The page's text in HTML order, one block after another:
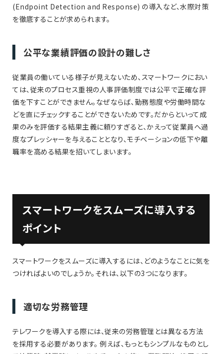
(Endpoint Detection and Response) の導入など、水際対策
を徹底することが求められます。
公平な業績評価の設計の難しさ
従業員の働いている様子が見えないため、スマートワークにおい
ては、従来のプロセス重視の人事評価制度では公平で正確な評
価を下すことができません。なぜならば、勤務態度や労働時間な
どを直にチェックすることができないためです。だからといって成
果のみを評価する結果主義に頼りすぎると、かえって従業員へ過
度なプレッシャーを与えることとなり、モチベーションの低下や離
職率を高める結果を招いてしまいます。
スマートワークをスムーズに導入する
ポイント
スマートワークをスムーズに導入するには、どのようなことに気を
つければよいのでしょうか。それは、以下の3つになります。
適切な労務管理
テレワークを導入する際には、従来の労務管理とは異なる方法
を採用する必要があります。 例えば、もっともシンプルなものとし